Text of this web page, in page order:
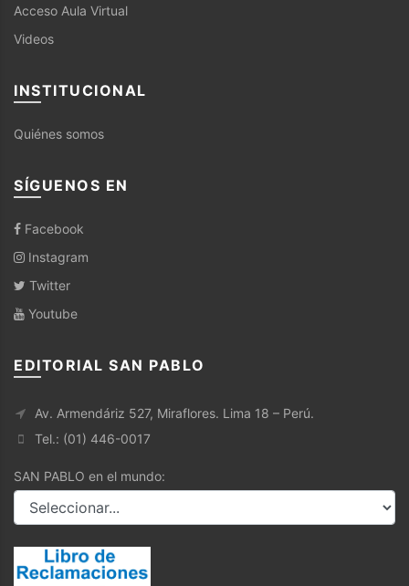
Acceso Aula Virtual
Videos
INSTITUCIONAL
Quiénes somos
SÍGUENOS EN
Facebook
Instagram
Twitter
Youtube
EDITORIAL SAN PABLO
Av. Armendáriz 527, Miraflores. Lima 18 – Perú.
Tel.: (01) 446-0017
SAN PABLO en el mundo: